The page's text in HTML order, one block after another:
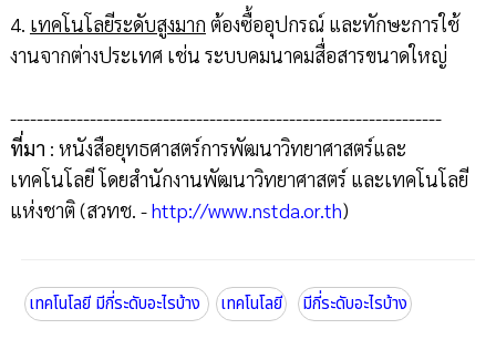
4. เทคโนโลยีระดับสูงมาก ต้องซื้ออุปกรณ์ และทักษะการใช้
งานจากต่างประเทศ เช่น ระบบคมนาคมสื่อสารขนาดใหญ่
-----------------------------------------------------------------
ที่มา : หนังสือยุทธศาสตร์การพัฒนาวิทยาศาสตร์และ
เทคโนโลยี โดยสำนักงานพัฒนาวิทยาศาสตร์ และเทคโนโลยี
แห่งชาติ (สวทช. -http://www.nstda.or.th)
เทคโนโลยี มีกี่ระดับอะไรบ้าง เทคโนโลยี มีกี่ระดับอะไรบ้าง